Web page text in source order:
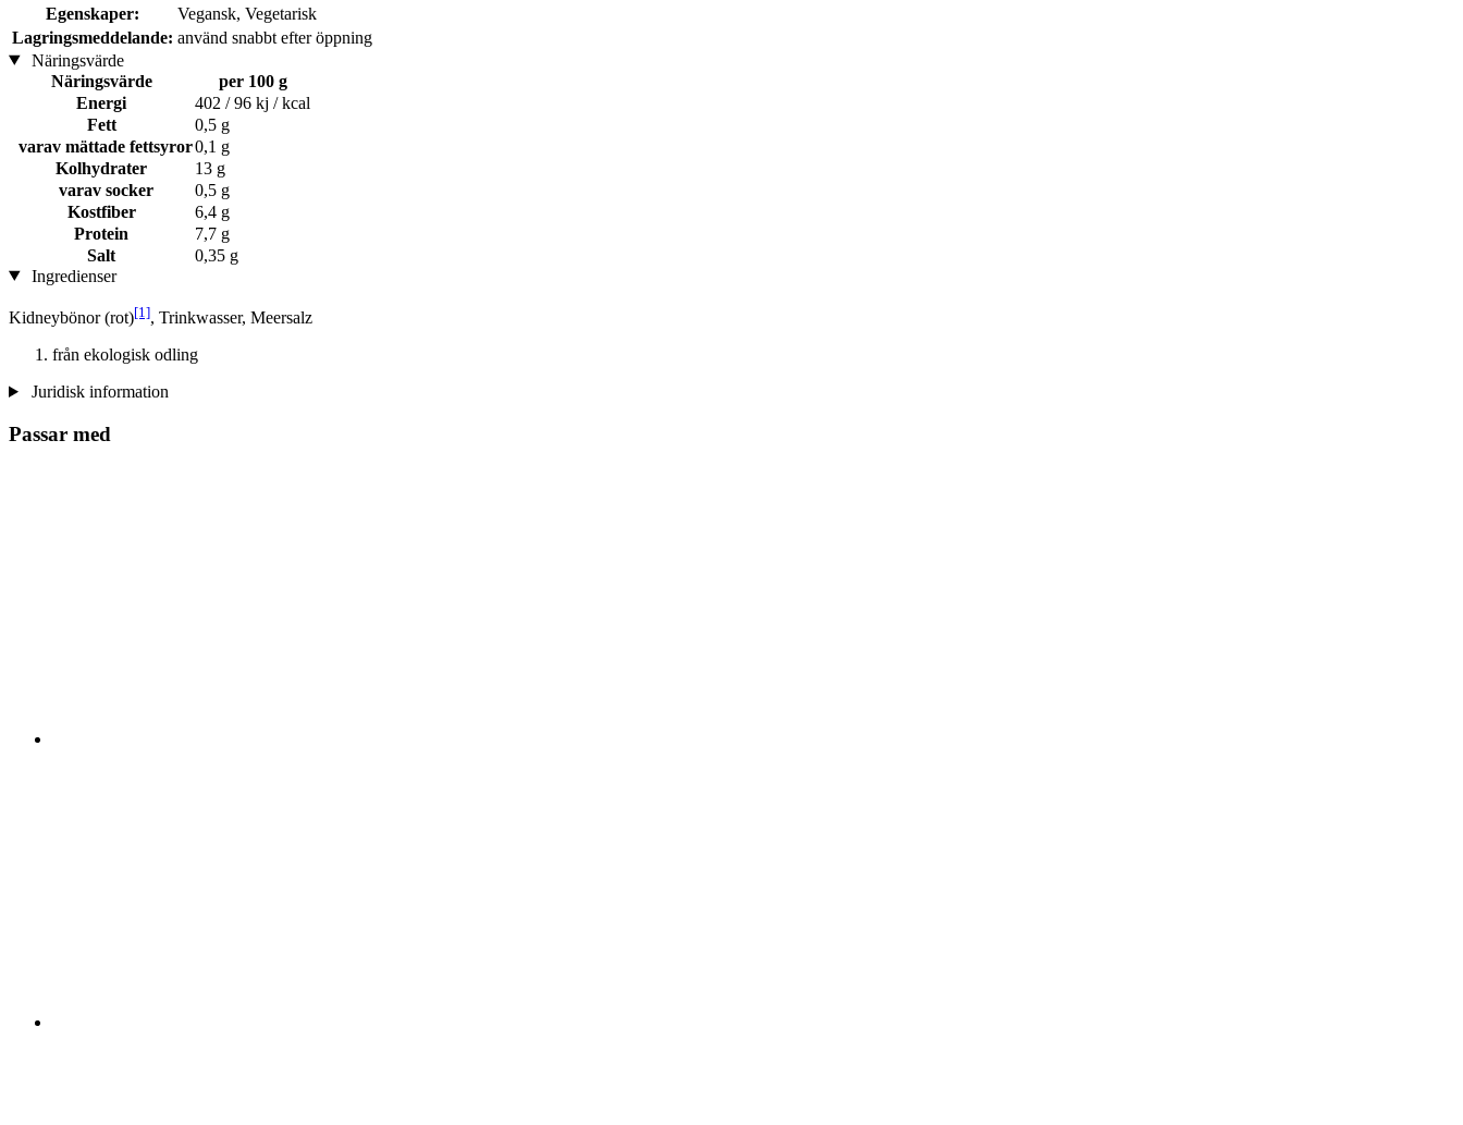
Egenskaper:
Vegansk, Vegetarisk
Lagringsmeddelande: använd snabbt efter öppning
Näringsvärde
Näringsvärde
per 100 g
Energi
402 / 96 kj / kcal
Fett
0,5 g
varav mättade fettsyror0,1 g
Kolhydrater
13 g
varav socker
0,5 g
Kostfiber
6,4 g
Protein
7,7 g
Salt
0,35 g
Ingredienser
Kidneybönor (rot)[1], Trinkwasser, Meersalz
från ekologisk odling
Juridisk information
Passar med